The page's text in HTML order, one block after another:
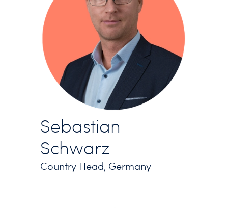
Sebastian
Schwarz
Country Head, Germany